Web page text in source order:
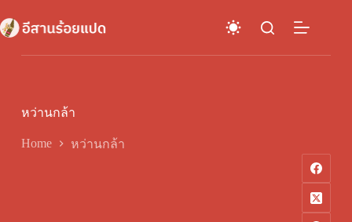
to
content
หว่านกล้า
Home หว่านกล้า